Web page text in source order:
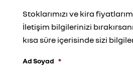
Stoklarımızı ve kira
İletişim bilgilerinizi
kısa süre içerisinde sizi
Ad Soyad *